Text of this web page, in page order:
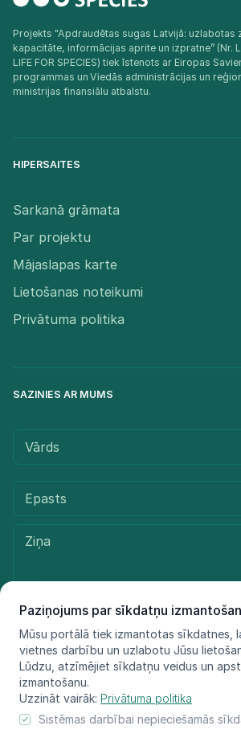
Paziņojums par sīkdatņu
Mūsu portālā tiek izmantotas sīkdatnes,
vietnes darbību un uzlabotu Jūsu
Lūdzu, atzīmējiet sīkdatņu veidus un
izmantošanu.
Uzzināt vairāk: Privātuma politika
Sistēmas darbībai nepieciešamās
Projekts "Apdraudētas sugas Latvijā: uzlabotas
kapacitāte, informācijas aprite un izpratne” (Nr.
LIFE FOR SPECIES) tiek īstenots ar Eiropas
programmas un Viedās administrācijas un
ministrijas finansiālu atbalstu.​
HIPERSAITES
Sarkanā grāmata
Par projektu
Mājaslapas karte
Lietošanas noteikumi
Privātuma politika
SAZINIES AR MUMS
Sūtīt ziņu